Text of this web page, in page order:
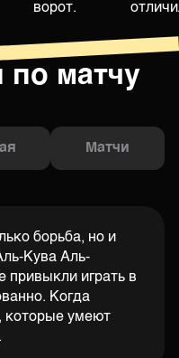
ворот.
матчу
Матчи
борьба, но и
Кува Аль-
играть в
Когда
которые умеют